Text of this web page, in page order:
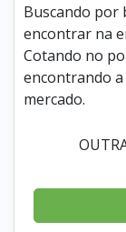
Buscando por
encontrar na
Cotando no
encontrando
mercado.